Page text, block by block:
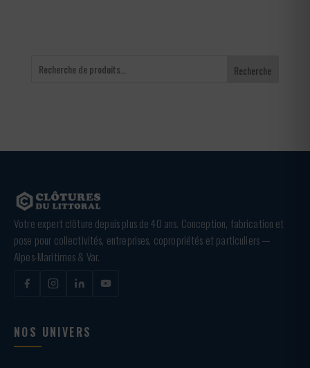
Recherche
Votre expert clôture depuis plus de 40 ans. Conception, fabrication et
pose pour collectivités, entreprises, copropriétés et particuliers —
Alpes-Maritimes & Var.
NOS UNIVERS